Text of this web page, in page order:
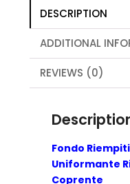
DESCRIPTION
ADDITIONAL
REVIEWS (0)
Fondo
Uniformante
Coprente